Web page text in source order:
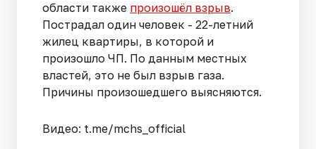
области также произошёл взрыв.
Пострадал один человек - 22-летний
жилец квартиры, в которой и
произошло ЧП. По данным местных
властей, это не был взрыв газа.
Причины произошедшего выясняются.
Видео: t.me/mchs_official